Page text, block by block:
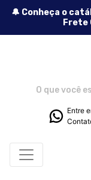
🔔 Conheça o
Frete
Entre